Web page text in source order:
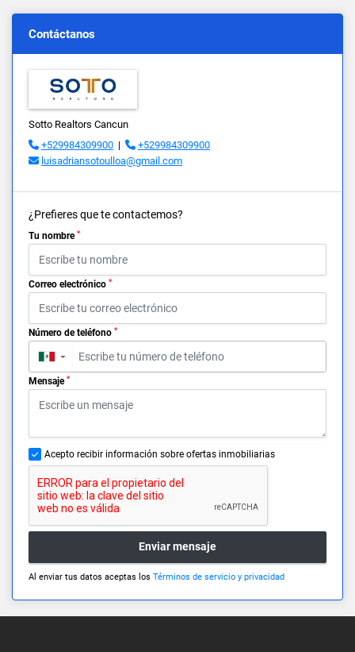
Contáctanos
Sotto Realtors Cancun
+529984309900 |
+529984309900
luisadriansotoulloa@gmail.com
¿Prefieres que te contactemos?
Tu nombre *
Correo electrónico *
Número de teléfono *
▼
Mensaje *
Acepto recibir información sobre ofertas inmobiliarias
Enviar mensaje
Al enviar tus datos aceptas los Términos de servicio y privacidad